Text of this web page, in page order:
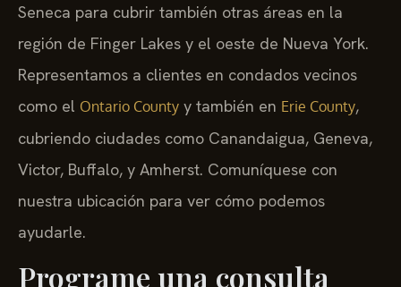
Seneca para cubrir también otras áreas en la
región de Finger Lakes y el oeste de Nueva York.
Representamos a clientes en condados vecinos
como el Ontario County y también en Erie County,
cubriendo ciudades como Canandaigua, Geneva,
Victor, Buffalo, y Amherst. Comuníquese con
nuestra ubicación para ver cómo podemos
ayudarle.
Programe una consulta